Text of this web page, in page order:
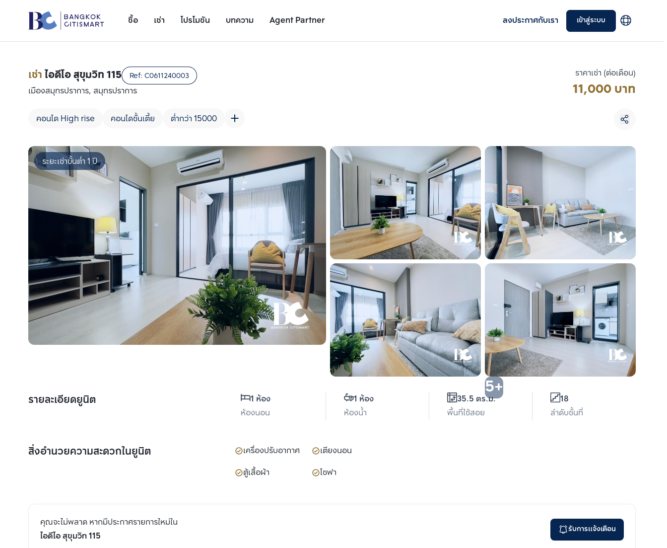
ซื้อ เช่า โปรโมชัน บทความ Agent Partner ลงประกาศกับเรา เข้าสู่ระบบ
รายละเอียดยูนิต
เช่าไอดีโอ สุขุมวิท 115 Ref: C0611240003
เมืองสมุทรปราการ, สมุทรปราการ
คอนโด High rise คอนโดชั้นเตี้ย ต่ำกว่า 15000
ราคาเช่า (ต่อเดือน)
11,000 บาท
5+
ระยะเช่าขั้นต่ำ 1 ปี
รายละเอียดยูนิต
1 ห้อง
ห้องนอน
1 ห้อง
ห้องน้ำ
35.5 ตร.ม.
พื้นที่ใช้สอย
18
ลำดับชั้นที่
สิ่งอำนวยความสะดวกในยูนิต เครื่องปรับอากาศ
เตียงนอน
ตู้เสื้อผ้า
โซฟา
คุณจะไม่พลาด หากมีประกาศรายการใหม่ใน
ไอดีโอ สุขุมวิท 115
รับการแจ้งเตือน
เพิ่มยูนิตเปรียบเทียบ
รายการที่ 1
เพิ่มยูนิตเปรียบเทียบ
รายการที่ 2
เพิ่มยูนิตเปรียบเทียบ
รายการที่ 3
เลือกยูนิตเพื่อเปรียบเทียบ
เลือกได้สูงสุด 3 รายการ
ลบทั้งหมด